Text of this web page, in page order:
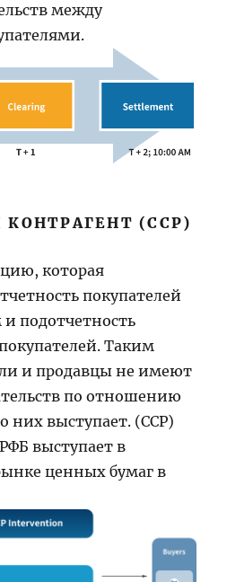
между
(ССР)
которая
покупателей
подотчетность
Таким
и продавцы не имеют
по отношению
них выступает. (ССР)
выступает в
ценных бумаг в